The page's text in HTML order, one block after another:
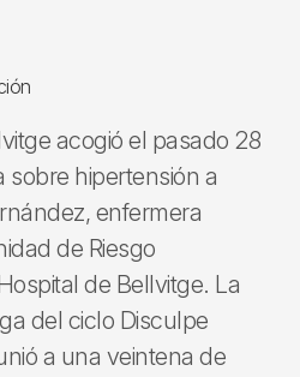
acogió el pasado 28
hipertensión a
enfermera
de Riesgo
de Bellvitge. La
del ciclo Disculpe
a una veintena de